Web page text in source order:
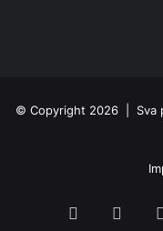
© Copyright 2026 | Sva
Facebook